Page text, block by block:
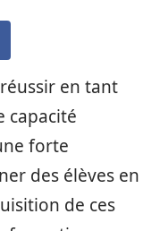
en tant
capacité
forte
des élèves en
de ces